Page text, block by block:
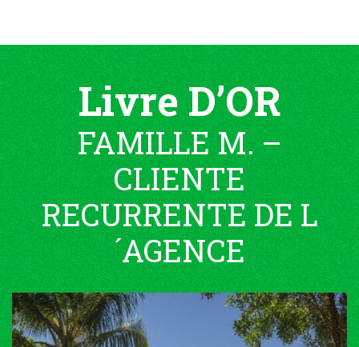
Livre D’OR
FAMILLE M. –
CLIENTE
RECURRENTE DE L
´AGENCE